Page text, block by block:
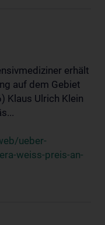
erhält
auf dem Gebiet
Klaus Ulrich Klein
ueber-
weiss-preis-an-